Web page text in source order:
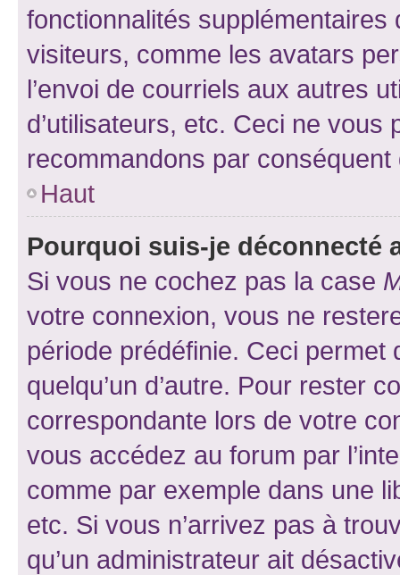
fonctionnalités
visiteurs, comme les avatars
l’envoi de courriels aux autres
d’utilisateurs, etc. Ceci ne vous
recommandons par conséquent
Haut
Pourquoi suis-je déconnecté
Si vous ne cochez pas la case
votre connexion, vous ne
période prédéfinie. Ceci permet
quelqu’un d’autre. Pour rester
correspondante lors de votre
vous accédez au forum par
comme par exemple dans une
etc. Si vous n’arrivez pas à
qu’un administrateur ait